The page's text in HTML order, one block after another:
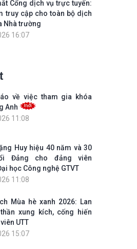
Cổng dịch vụ trực tuyến:
truy cập cho toàn bộ dịch
Nhà trường
16:07
về việc tham gia khóa
Anh
11:08
Huy hiệu 40 năm và 30
Đảng cho đảng viên
học Công nghệ GTVT
11:08
Mùa hè xanh 2026: Lan
xung kích, cống hiến
UTT
15:07